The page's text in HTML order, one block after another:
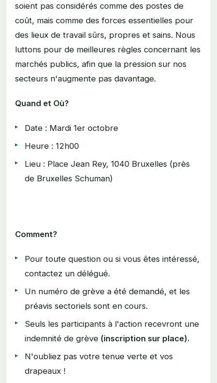
soient pas considérés comme des postes de
coût, mais comme des forces essentielles pour
des lieux de travail sûrs, propres et sains. Nous
luttons pour de meilleures règles concernant les
marchés publics, afin que la pression sur nos
secteurs n'augmente pas davantage.
Quand et Où?
Date : Mardi 1er octobre
Heure : 12h00
Lieu : Place Jean Rey, 1040 Bruxelles (près
de Bruxelles Schuman)
Comment?
Pour toute question ou si vous êtes intéressé,
contactez un délégué.
Un numéro de grève a été demandé, et les
préavis sectoriels sont en cours.
Seuls les participants à l'action recevront une
indemnité de grève (inscription sur place).
N'oubliez pas votre tenue verte et vos
drapeaux !